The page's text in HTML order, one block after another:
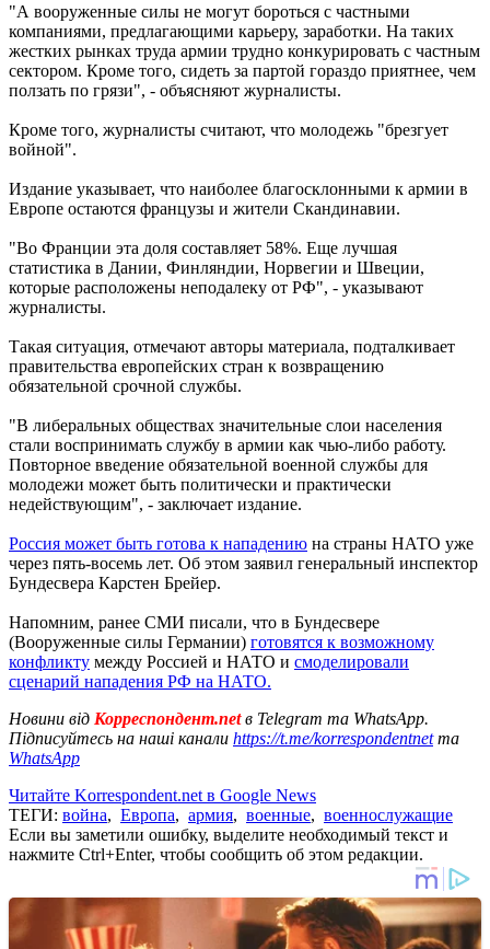
"А вооруженные силы не могут бороться с частными
компаниями, предлагающими карьеру, заработки. На таких
жестких рынках труда армии трудно конкурировать с частным
сектором. Кроме того, сидеть за партой гораздо приятнее, чем
ползать по грязи", - объясняют журналисты.
Кроме того, журналисты считают, что молодежь "брезгует
войной".
Издание указывает, что наиболее благосклонными к армии в
Европе остаются французы и жители Скандинавии.
"Во Франции эта доля составляет 58%. Еще лучшая
статистика в Дании, Финляндии, Норвегии и Швеции,
которые расположены неподалеку от РФ", - указывают
журналисты.
Такая ситуация, отмечают авторы материала, подталкивает
правительства европейских стран к возвращению
обязательной срочной службы.
"В либеральных обществах значительные слои населения
стали воспринимать службу в армии как чью-либо работу.
Повторное введение обязательной военной службы для
молодежи может быть политически и практически
недействующим", - заключает издание.
Россия может быть готова к нападению на страны НАТО уже
через пять-восемь лет. Об этом заявил генеральный инспектор
Бундесвера Карстен Брейер.
Напомним, ранее СМИ писали, что в Бундесвере
(Вооруженные силы Германии) готовятся к возможному
конфликту между Россией и НАТО и смоделировали
сценарий нападения РФ на НАТО.
Новини від Корреспондент.netв Telegram та WhatsApp.
Підписуйтесь на наші канали https://t.me/korrespondentnetта
WhatsApp
Читайте Korrespondent.net в Google News
ТЕГИ: война, Европа, армия, военные, военнослужащие
Если вы заметили ошибку, выделите необходимый текст и
нажмите Ctrl+Enter, чтобы сообщить об этом редакции.